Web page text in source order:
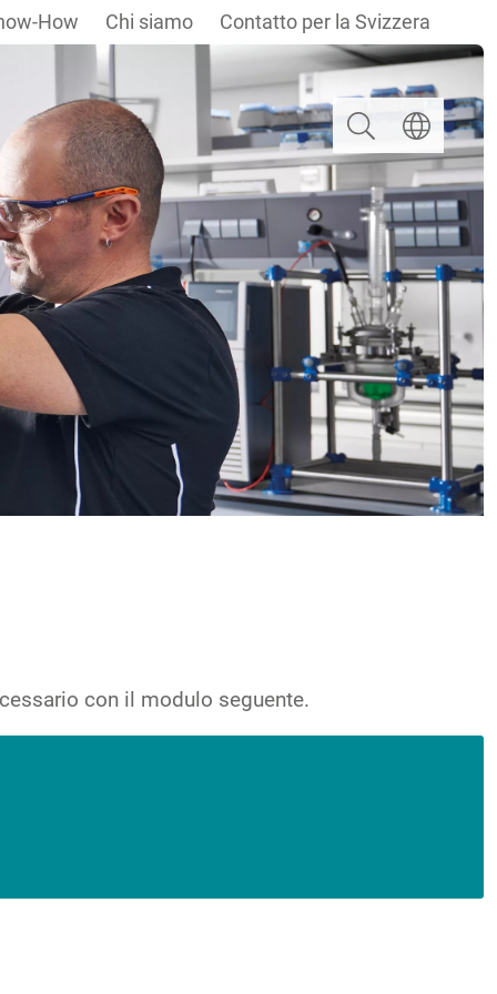
How Chi siamo Contatto per la Svizzera
Ricerca Selezionare
con il modulo seguente.